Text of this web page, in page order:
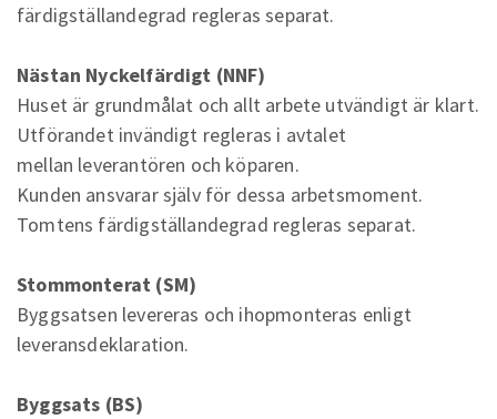
färdigställandegrad regleras separat.
Nästan Nyckelfärdigt (NNF)
Huset är grundmålat och allt arbete utvändigt är klart.
Utförandet invändigt regleras i avtalet
mellan leverantören och köparen.
Kunden ansvarar själv för dessa arbetsmoment.
Tomtens färdigställandegrad regleras separat.
Stommonterat (SM)
Byggsatsen levereras och ihopmonteras enligt
leveransdeklaration.
Byggsats (BS)